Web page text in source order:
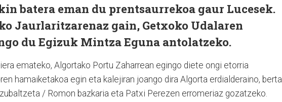
batera eman du prentsaurrekoa gaur Lucesek.
Jaurlaritzarenaz gain, Getxoko Udalaren
du Egizuk Mintza Eguna antolatzeko.
emateko, Algortako Portu Zaharrean egingo diete ongi etorria
hamaiketakoa egin eta kalejiran joango dira Algorta erdialderaino,
/ Romon bazkaria eta Patxi Perezen erromeriaz gozatzeko.